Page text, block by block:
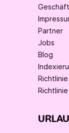
Partner
Jobs
Blog